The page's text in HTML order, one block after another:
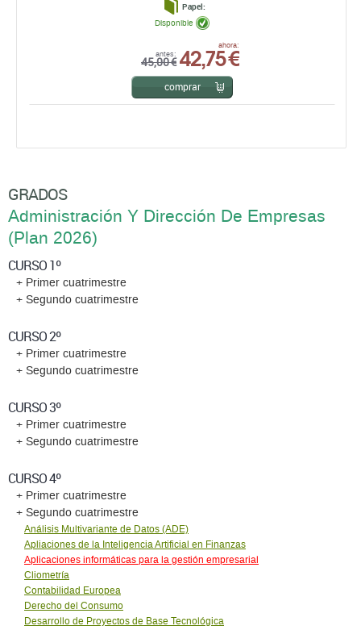
Papel:
antes:
45,00 €
ahora:
42,75 €
Disponible
comprar
GRADOS
Administración Y Dirección De Empresas
(Plan 2026)
CURSO 1º
+ Primer cuatrimestre
+ Segundo cuatrimestre
CURSO 2º
+ Primer cuatrimestre
+ Segundo cuatrimestre
CURSO 3º
+ Primer cuatrimestre
+ Segundo cuatrimestre
CURSO 4º
+ Primer cuatrimestre
+ Segundo cuatrimestre
Análisis Multivariante de Datos (ADE)
Apliaciones de la Inteligencia Artificial en Finanzas
Aplicaciones informáticas para la gestión empresarial
Cliometría
Contabilidad Europea
Derecho del Consumo
Desarrollo de Proyectos de Base Tecnológica